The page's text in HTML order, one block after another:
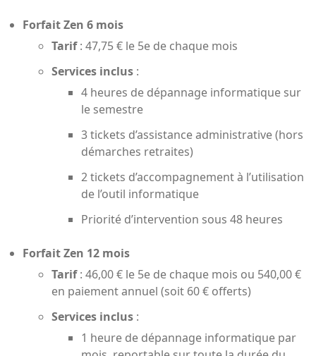
Forfait Zen 6 mois
Tarif: 47,75 € le 5e de chaque mois
Services inclus :
4 heures de dépannage informatique sur
le semestre
3 tickets d’assistance administrative (hors
démarches retraites)
2 tickets d’accompagnement à l’utilisation
de l’outil informatique
Priorité d’intervention sous 48 heures
Forfait Zen 12 mois
Tarif: 46,00 € le 5e de chaque mois ou 540,00 €
en paiement annuel (soit 60 € offerts)
Services inclus :
1 heure de dépannage informatique par